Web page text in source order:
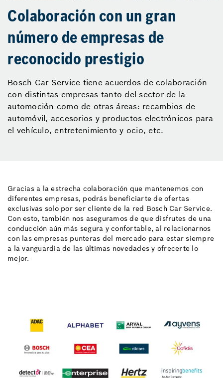
Colaboración con un gran
número de empresas de
reconocido prestigio
Bosch Car Service tiene acuerdos de colaboración
con distintas empresas tanto del sector de la
automoción como de otras áreas: recambios de
automóvil, accesorios y productos electrónicos para
el vehículo, entretenimiento y ocio, etc.
Gracias a la estrecha colaboración que mantenemos con
diferentes empresas, podrás beneficiarte de ofertas
exclusivas solo por ser cliente de la red Bosch Car Service.
Con esto, también nos aseguramos de que disfrutes de una
conducción aún más segura y confortable, al relacionarnos
con las empresas punteras del mercado para estar siempre
a la vanguardia de las últimas novedades y ofrecerte lo
mejor.